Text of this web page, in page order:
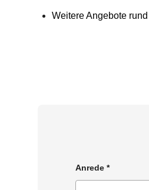
Weitere Angebote
Anrede *